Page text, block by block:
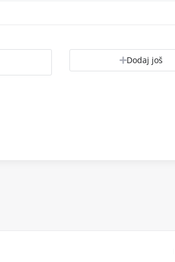
Dodaj još